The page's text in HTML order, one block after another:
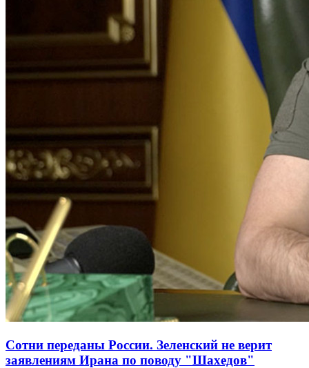
Сотни переданы России. Зеленский не верит
заявлениям Ирана по поводу "Шахедов"